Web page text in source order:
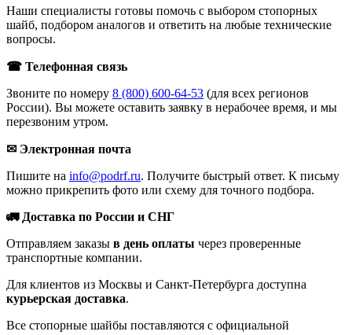
Наши специалисты готовы помочь с выбором стопорных
шайб, подбором аналогов и ответить на любые технические
вопросы.
☎ Телефонная связь
Звоните по номеру 8 (800) 600-64-53 (для всех регионов
России). Вы можете оставить заявку в нерабочее время, и мы
перезвоним утром.
✉ Электронная почта
Пишите на info@podrf.ru. Получите быстрый ответ. К письму
можно прикрепить фото или схему для точного подбора.
🚛 Доставка по России и СНГ
Отправляем заказы в день оплаты через проверенные
транспортные компании.
Для клиентов из Москвы и Санкт-Петербурга доступна
курьерская доставка.
Все стопорные шайбы поставляются с официальной